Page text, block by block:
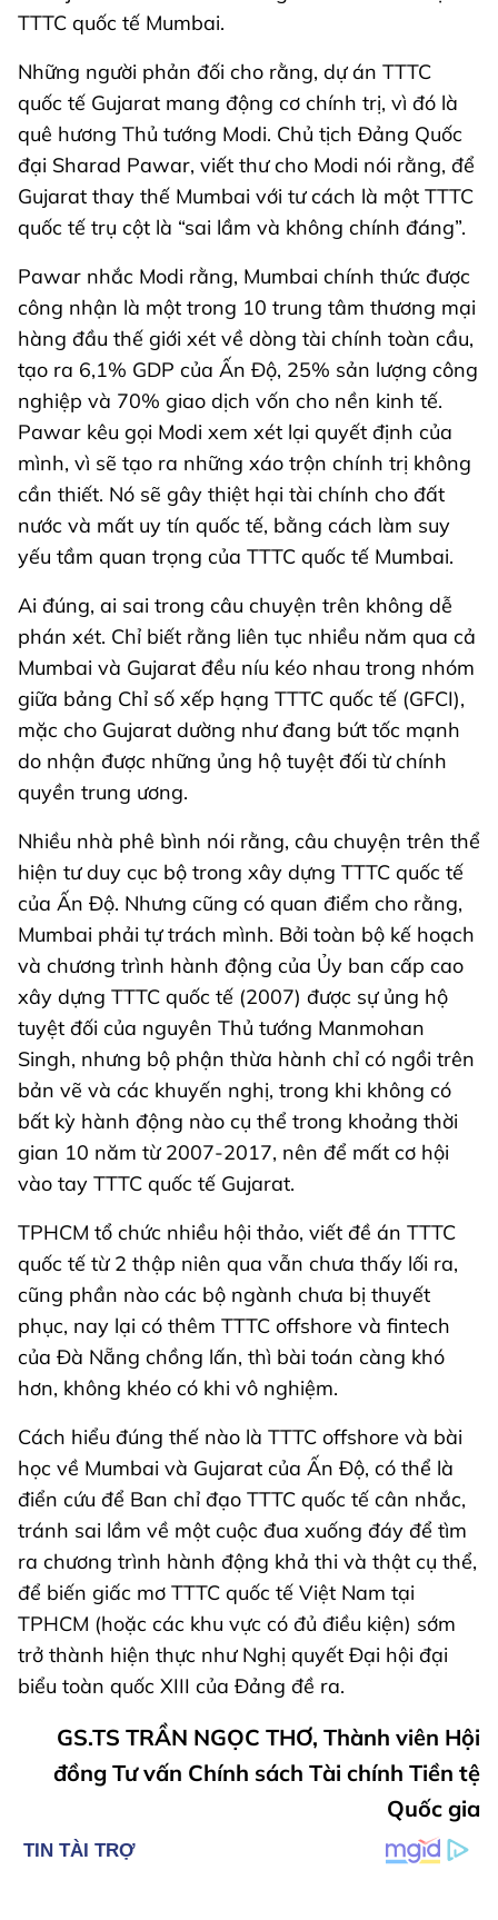
TTTC quốc tế Mumbai.
Những người phản đối cho rằng, dự án TTTC
quốc tế Gujarat mang động cơ chính trị, vì đó là
quê hương Thủ tướng Modi. Chủ tịch Đảng Quốc
đại Sharad Pawar, viết thư cho Modi nói rằng, để
Gujarat thay thế Mumbai với tư cách là một TTTC
quốc tế trụ cột là “sai lầm và không chính đáng”.
Pawar nhắc Modi rằng, Mumbai chính thức được
công nhận là một trong 10 trung tâm thương mại
hàng đầu thế giới xét về dòng tài chính toàn cầu,
tạo ra 6,1% GDP của Ấn Độ, 25% sản lượng công
nghiệp và 70% giao dịch vốn cho nền kinh tế.
Pawar kêu gọi Modi xem xét lại quyết định của
mình, vì sẽ tạo ra những xáo trộn chính trị không
cần thiết. Nó sẽ gây thiệt hại tài chính cho đất
nước và mất uy tín quốc tế, bằng cách làm suy
yếu tầm quan trọng của TTTC quốc tế Mumbai.
Ai đúng, ai sai trong câu chuyện trên không dễ
phán xét. Chỉ biết rằng liên tục nhiều năm qua cả
Mumbai và Gujarat đều níu kéo nhau trong nhóm
giữa bảng Chỉ số xếp hạng TTTC quốc tế (GFCI),
mặc cho Gujarat dường như đang bứt tốc mạnh
do nhận được những ủng hộ tuyệt đối từ chính
quyền trung ương.
Nhiều nhà phê bình nói rằng, câu chuyện trên thể
hiện tư duy cục bộ trong xây dựng TTTC quốc tế
của Ấn Độ. Nhưng cũng có quan điểm cho rằng,
Mumbai phải tự trách mình. Bởi toàn bộ kế hoạch
và chương trình hành động của Ủy ban cấp cao
xây dựng TTTC quốc tế (2007) được sự ủng hộ
tuyệt đối của nguyên Thủ tướng Manmohan
Singh, nhưng bộ phận thừa hành chỉ có ngồi trên
bản vẽ và các khuyến nghị, trong khi không có
bất kỳ hành động nào cụ thể trong khoảng thời
gian 10 năm từ 2007-2017, nên để mất cơ hội
vào tay TTTC quốc tế Gujarat.
TPHCM tổ chức nhiều hội thảo, viết đề án TTTC
quốc tế từ 2 thập niên qua vẫn chưa thấy lối ra,
cũng phần nào các bộ ngành chưa bị thuyết
phục, nay lại có thêm TTTC offshore và fintech
của Đà Nẵng chồng lấn, thì bài toán càng khó
hơn, không khéo có khi vô nghiệm.
Cách hiểu đúng thế nào là TTTC offshore và bài
học về Mumbai và Gujarat của Ấn Độ, có thể là
điển cứu để Ban chỉ đạo TTTC quốc tế cân nhắc,
tránh sai lầm về một cuộc đua xuống đáy để tìm
ra chương trình hành động khả thi và thật cụ thể,
để biến giấc mơ TTTC quốc tế Việt Nam tại
TPHCM (hoặc các khu vực có đủ điều kiện) sớm
trở thành hiện thực như Nghị quyết Đại hội đại
biểu toàn quốc XIII của Đảng đề ra.
GS.TS TRẦN NGỌC THƠ, Thành viên Hội
đồng Tư vấn Chính sách Tài chính Tiền tệ
Quốc gia